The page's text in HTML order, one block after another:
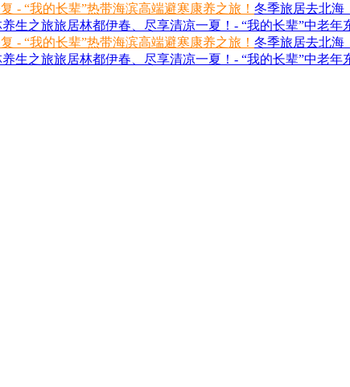
- “我的长辈”热带海滨高端避寒康养之旅！ 冬季旅居去北海
生之旅旅居林都伊春、尽享清凉一夏！- “我的长辈”中老年
- “我的长辈”热带海滨高端避寒康养之旅！ 冬季旅居去北海
生之旅旅居林都伊春、尽享清凉一夏！- “我的长辈”中老年